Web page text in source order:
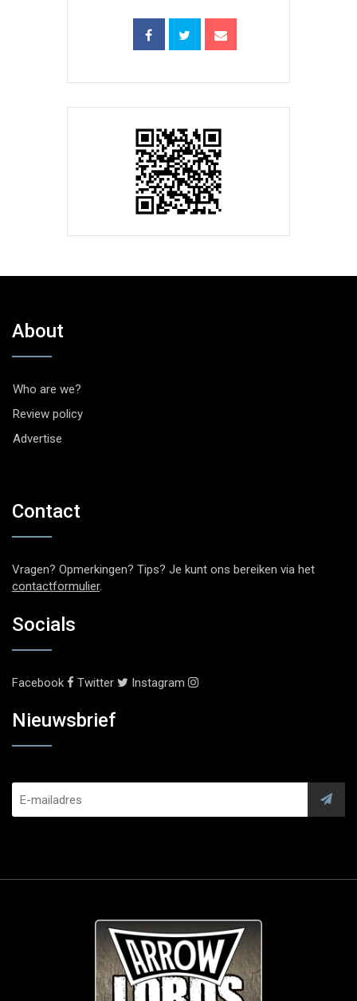
About
Who are we?
Review policy
Advertise
Contact
Vragen? Opmerkingen? Tips? Je kunt ons bereiken via het
contactformulier.
Socials
Facebook Twitter Instagram
Nieuwsbrief